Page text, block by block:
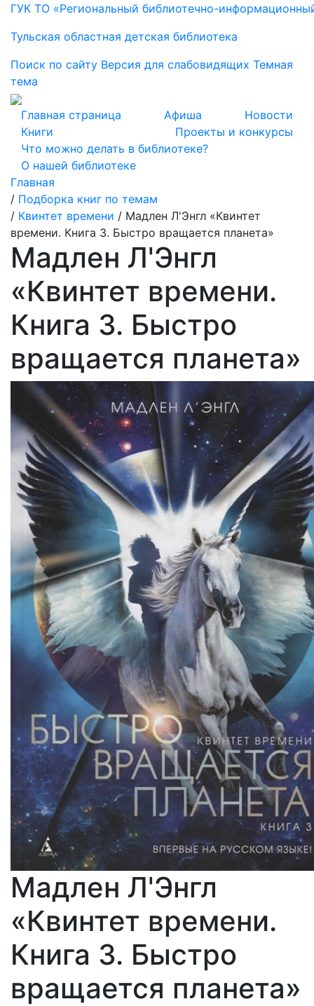
ГУК ТО «Региональный библиотечно-
Тульская областная детская библиотека
Поиск по сайту Версия для слабовидящих Темная
тема
Главная страница Афиша
Новости
Книги
Проекты и конкурсы
Что можно делать в библиотеке?
О нашей библиотеке
Главная
/ Подборка книг по темам
/ Квинтет времени / Мадлен Л'Энгл «Квинтет
времени. Книга 3. Быстро вращается планета»
Мадлен Л'Энгл
«Квинтет времени.
Книга 3. Быстро
вращается планета»
Мадлен Л'Энгл
«Квинтет времени.
Книга 3. Быстро
вращается планета»